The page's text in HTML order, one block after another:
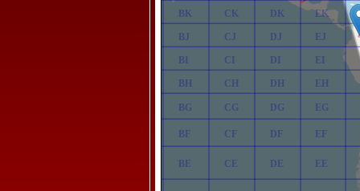
BE
BF
BG
BH
BI
BJ
BK
CE
CF
CG
CH
CI
CJ
CK
DE
DF
DG
DH
DI
DJ
DK
EE
EF
EG
EH
EI
EJ
EK